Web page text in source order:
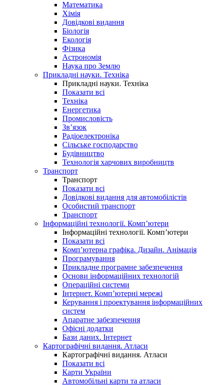
Математика
Хімія
Довідкові видання
Біологія
Екологія
Фізика
Астрономія
Наука про Землю
Прикладні науки. Техніка
Прикладні науки. Техніка
Показати всі
Техніка
Енергетика
Промисловість
Зв’язок
Радіоелектроніка
Сільське господарство
Будівництво
Технологія харчових виробництв
Транспорт
Транспорт
Показати всі
Довідкові видання для автомобілістів
Особистий транспорт
Транспорт
Інформаційні технології. Комп’ютери
Інформаційні технології. Комп’ютери
Показати всі
Комп’ютерна графіка. Дизайн. Анімація
Програмування
Прикладне програмне забезпечення
Основи інформаційних технологій
Операційні системи
Інтернет. Комп’ютерні мережі
Керування і проектування інформаційних
систем
Апаратне забезпечення
Офісні додатки
Бази даних. Інтернет
Картографічні видання. Атласи
Картографічні видання. Атласи
Показати всі
Карти України
Автомобільні карти та атласи